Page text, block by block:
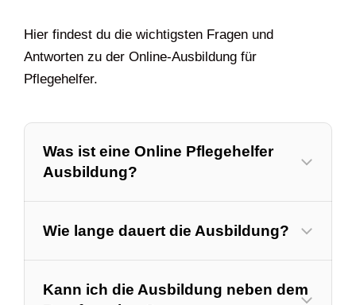
Hier findest du die wichtigsten Fragen und
Antworten zu der Online-Ausbildung für
Pflegehelfer.
Was ist eine Online Pflegehelfer
Ausbildung?
Wie lange dauert die Ausbildung?
Kann ich die Ausbildung neben dem